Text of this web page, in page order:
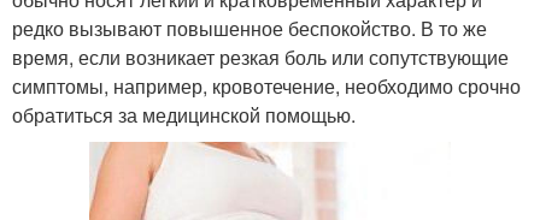
редко вызывают повышенное беспокойство. В то же
время, если возникает резкая боль или сопутствующие
симптомы, например, кровотечение, необходимо срочно
обратиться за медицинской помощью.